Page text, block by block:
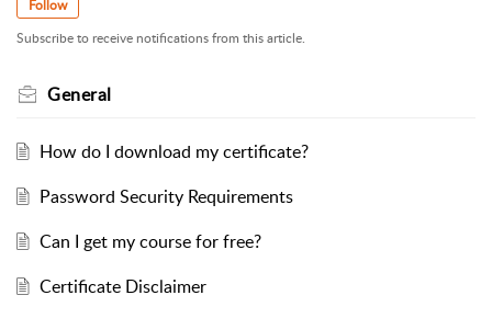
Follow
Subscribe to receive notifications from this article.
General
How do I download my certificate?
Password Security Requirements
Can I get my course for free?
Certificate Disclaimer